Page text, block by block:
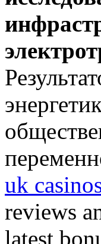
uk
reviews
latest